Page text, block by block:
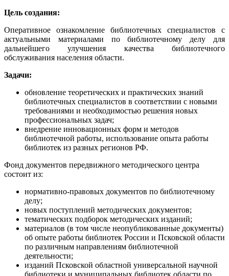
Цель создания:
Оперативное ознакомление библиотечных специалистов с
актуальными материалами по библиотечному делу для
дальнейшего улучшения качества библиотечного
обслуживания населения области.
Задачи:
обновление теоретических и практических знаний
библиотечных специалистов в соответствии с новыми
требованиями и необходимостью решения новых
профессиональных задач;
внедрение инновационных форм и методов
библиотечной работы, использование опыта работы
библиотек из разных регионов РФ.
Фонд документов передвижного методического центра
состоит из:
нормативно-правовых документов по библиотечному
делу;
новых поступлений методических документов;
тематических подборок методических изданий;
материалов (в том числе неопубликованные документы)
об опыте работы библиотек России и Псковской области
по различным направлениям библиотечной
деятельности;
изданий Псковской областной универсальной научной
библиотеки и муниципальных библиотек области по